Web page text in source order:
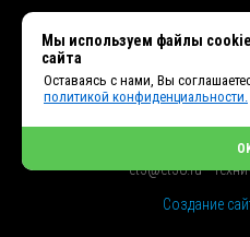
+7 (914) 010-76-83, 8
+7 (950) 075-85-99 -
et2@et38.ru -
et3@et38.ru -
Создание
Мы используем файлы
сайта
Оставаясь с нами, Вы
политикой конфиденциальности.